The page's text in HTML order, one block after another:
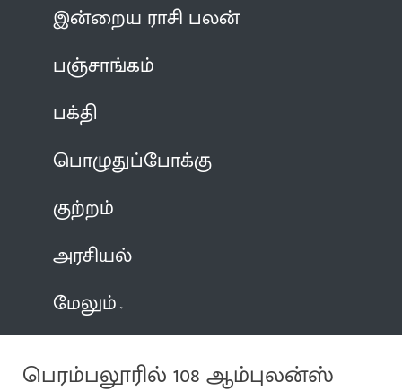
இன்றைய ராசி பலன்
பஞ்சாங்கம்
பக்தி
பொழுதுப்போக்கு
குற்றம்
அரசியல்
மேலும்
பெரம்பலூரில் 108 ஆம்புலன்ஸ்